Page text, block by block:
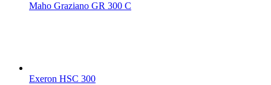
Maho Graziano GR 300 C
Exeron HSC 300